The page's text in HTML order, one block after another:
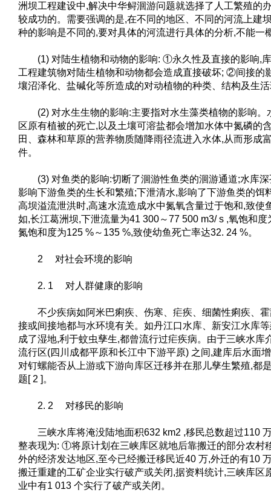
洲坝工程建设中,解决中华鲟洄游问题就选择了人工繁殖的
较成功的。需要强调的是,在不同的地区、不同的河流上建
种的影响是不同的,要对具体的河流进行具体的分析,不能一
(1) 对陆生植物和动物的影响: ①永久性及直接的影响,
工程建筑物对陆生植物和动物都会造成直接破坏; ②间接的
壤沼泽化、盐碱化等所造成的对动植物的种类、结构及生
(2) 对水生生物的影响:主要指对水生藻类植物的影响。
区原有植被的死亡,以及土壤可溶盐都会增加水体中氮磷的
田、森林和草原的营养物质随降雨径流进入水体,从而形成
件。
(3) 对鱼类的影响:切断了洄游性鱼类的洄游通道;水库深
影响下游鱼类的生长和繁殖;下泄清水,影响了下游鱼类的饵
高坝溢流泄洪时,高速水流造成水中氮氧含量过于饱和,致使
如,长江葛洲坝,下泄流量为41 300～77 500 m3/ s ,氧饱和度
氮饱和度为125 %～135 %,致使幼鱼死亡率达32. 24 %。
2 对社会环境的影响
2. 1 对人群健康的影响
不少疾病如阿米巴痢疾、伤寒、疟疾、细菌性痢疾、霍
接或间接地都与水环境有关。如丹江口水库、新安江水库
成了湿地,利于蚊虫孳生,都曾流行过疟疾病。由于三峡水库
流行区(四川成都平原和长江中下游平原) 之间,建库后水面
对钉螺能否从上游或下游向库区迁移并在那儿孳生繁殖,都
题[ 2 ]。
2. 2 对移民的影响
三峡水库将淹没陆地面积632 km2 ,移民总数超过110
整表现为: ①将原计划在三峡库区就地后靠搬迁的部分农村
外的经济发达地区,至今已经搬迁移民近40 万,外迁的有10
搬迁重建的工矿企业实行破产或关闭,据资料统计,三峡库区
业中有1 013 个实行了破产或关闭。